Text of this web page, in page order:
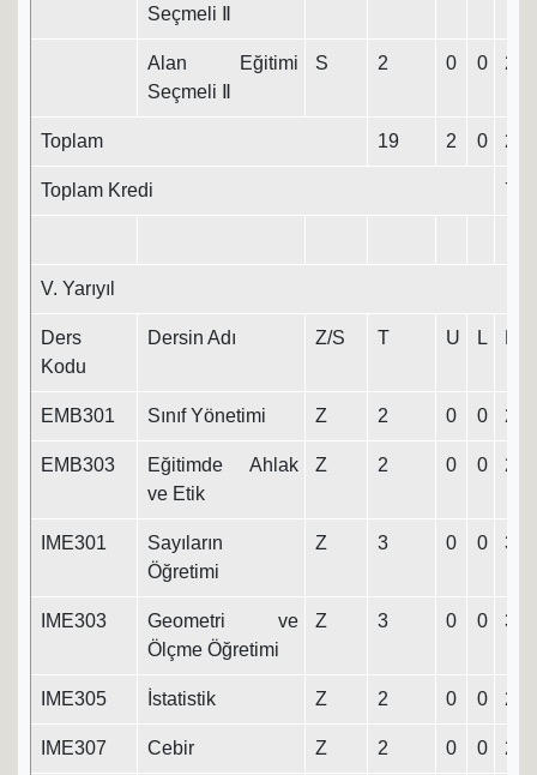
Seçmeli Ⅱ
Alan Eğitimi
Seçmeli Ⅱ
S 2 0 0 2
Toplam 19 2 0 20
Toplam Kredi 75
V. Yarıyıl
Ders
Kodu
Dersin Adı Z/S T U L
EMB301 Sınıf Yönetimi Z 2 0 0 2
EMB303
Eğitimde Ahlak
ve Etik
Z 2 0 0 2
IME301
Sayıların
Öğretimi
Z 3 0 0 3
IME303
Geometri ve
Ölçme Öğretimi
Z 3 0 0 3
IME305 İstatistik Z 2 0 0 2
IME307 Cebir Z 2 0 0 2